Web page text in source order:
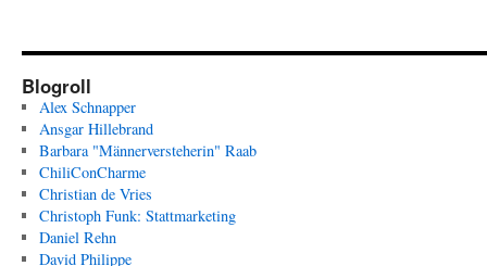
Blogroll
Alex Schnapper
Ansgar Hillebrand
Barbara "Männerversteherin" Raab
ChiliConCharme
Christian de Vries
Christoph Funk: Stattmarketing
Daniel Rehn
David Philippe